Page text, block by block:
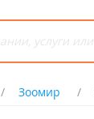
Зоомир